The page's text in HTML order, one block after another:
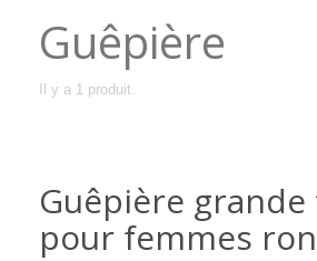
Guêpière
Il y a 1 produit.
Guêpière
pour femmes